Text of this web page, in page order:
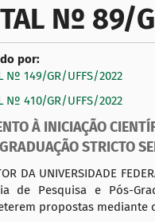
Nº 89/
por:
Nº 149/GR/UFFS/2022
Nº 410/GR/UFFS/2022
À INICIAÇÃO
STRICTO
DA UNIVERSIDADE
de Pesquisa e Pós-
propostas mediante